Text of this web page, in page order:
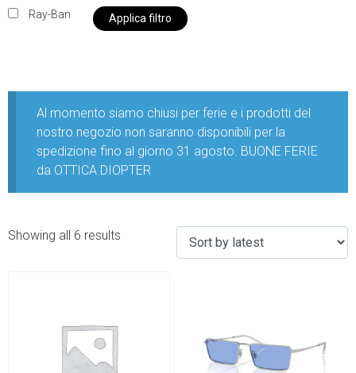
Ray-Ban Applica filtro
Al momento siamo chiusi per ferie e i prodotti del
nostro negozio non saranno disponibili per la
spedizione fino al giorno 31 agosto. BUONE FERIE
da OTTICA DIOPTER
Showing all 6 results